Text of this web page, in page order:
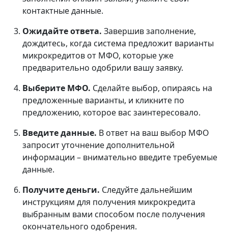
контактные данные.
Ожидайте ответа. Завершив заполнение,
дождитесь, когда система предложит варианты
микрокредитов от МФО, которые уже
предварительно одобрили вашу заявку.
Выберите МФО. Сделайте выбор, опираясь на
предложенные варианты, и кликните по
предложению, которое вас заинтересовало.
Введите данные. В ответ на ваш выбор МФО
запросит уточнение дополнительной
информации – внимательно введите требуемые
данные.
Получите деньги. Следуйте дальнейшим
инструкциям для получения микрокредита
выбранным вами способом после получения
окончательного одобрения.